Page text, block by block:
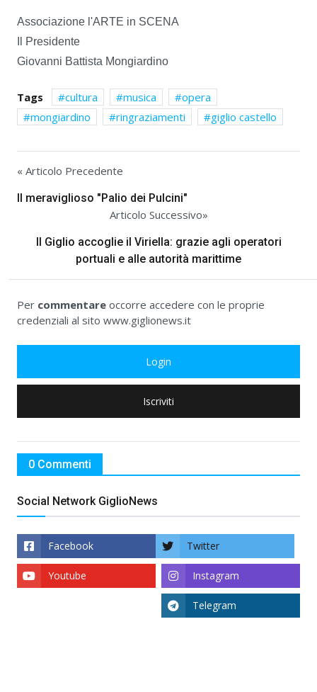
Associazione l'ARTE in SCENA
Il Presidente
Giovanni Battista Mongiardino
Tags cultura musica
opera
mongiardino
ringraziamenti giglio castello
« Articolo Precedente
Il meraviglioso "Palio dei Pulcini"
Articolo Successivo»
Il Giglio accoglie il Viriella: grazie agli operatori
portuali e alle autorità marittime
Per commentare occorre accedere con le proprie
credenziali al sito www.giglionews.it
Login
Iscriviti
0 Commenti
Social Network GiglioNews
Facebook Twitter
Instagram
Youtube
Telegram